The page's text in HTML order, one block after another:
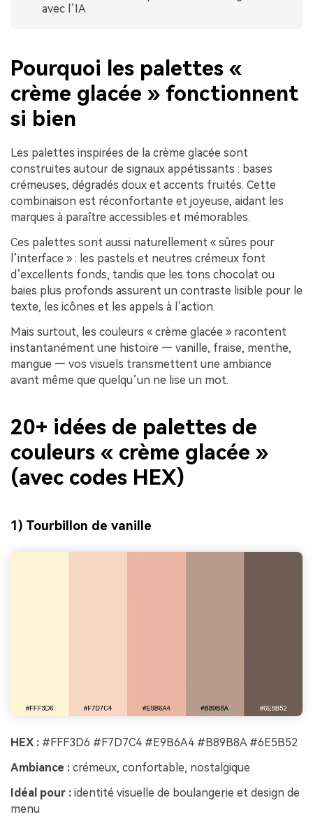
avec l’IA
Pourquoi les palettes «
crème glacée » fonctionnent
si bien
Les palettes inspirées de la crème glacée sont
construites autour de signaux appétissants : bases
crémeuses, dégradés doux et accents fruités. Cette
combinaison est réconfortante et joyeuse, aidant les
marques à paraître accessibles et mémorables.
Ces palettes sont aussi naturellement « sûres pour
l’interface » : les pastels et neutres crémeux font
d’excellents fonds, tandis que les tons chocolat ou
baies plus profonds assurent un contraste lisible pour le
texte, les icônes et les appels à l’action.
Mais surtout, les couleurs « crème glacée » racontent
instantanément une histoire — vanille, fraise, menthe,
mangue — vos visuels transmettent une ambiance
avant même que quelqu’un ne lise un mot.
20+ idées de palettes de
couleurs « crème glacée »
(avec codes HEX)
1) Tourbillon de vanille
HEX : #FFF3D6 #F7D7C4 #E9B6A4 #B89B8A #6E5B52
Ambiance : crémeux, confortable, nostalgique
Idéal pour : identité visuelle de boulangerie et design de
menu